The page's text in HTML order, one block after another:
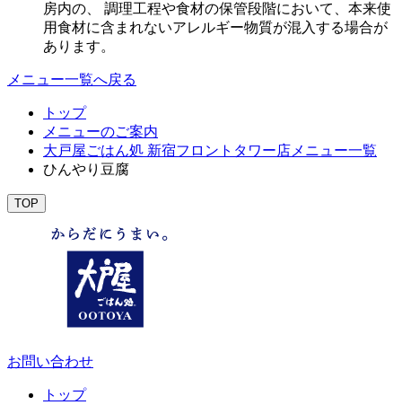
房内の、 調理工程や食材の保管段階において、本来使
用食材に含まれないアレルギー物質が混入する場合が
あります。
メニュー一覧へ戻る
トップ
メニューのご案内
大戸屋ごはん処 新宿フロントタワー店メニュー一覧
ひんやり豆腐
TOP
お問い合わせ
トップ